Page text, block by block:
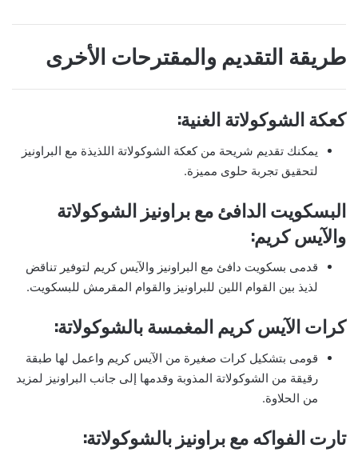
طريقة التقديم والمقترحات الأخرى
كعكة الشوكولاتة الغنية:
يمكنك تقديم شريحة من كعكة الشوكولاتة اللذيذة مع البراونيز
لتحقيق تجربة حلوى مميزة.
البسكويت الدافئ مع براونيز الشوكولاتة
والآيس كريم:
قدمى بسكويت دافئ مع البراونيز والآيس كريم لتوفير تناقض
لذيذ بين القوام اللين للبراونيز والقوام المقرمش للبسكويت.
كرات الآيس كريم المغمسة بالشوكولاتة:
قومى بتشكيل كرات صغيرة من الآيس كريم واعمل لها طبقة
رقيقة من الشوكولاتة المذوبة وقدمها إلى جانب البراونيز لمزيد
من الحلاوة.
تارت الفواكه مع براونيز بالشوكولاتة: